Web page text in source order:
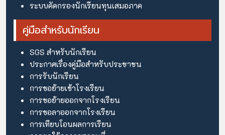
ระบบคัดกรองนักเรียนทุนเสมอภาค
คู่มือสำหรับนักเรียน
SGS สำหรับนักเรียน
ประกาศเรื่องคู่มือสำหรับประชาชน
การรับนักเรียน
การขอย้ายเข้าโรงเรียน
การขอย้ายออกจากโรงเรียน
การขอลาออกจากโรงเรียน
การเทียบโอนผลการเรียน